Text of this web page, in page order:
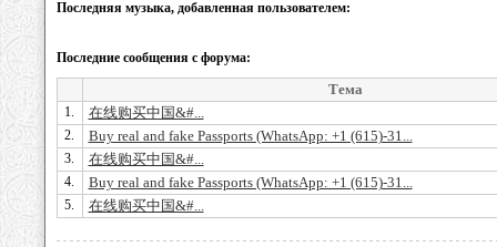
Последняя музыка, добавленная пользователем:
Последние сообщения с форума:
Тема
1. 在线购买中国&#...
2. Buy real and fake Passports (WhatsApp: +1 (615)-31...
3. 在线购买中国&#...
4. Buy real and fake Passports (WhatsApp: +1 (615)-31...
5. 在线购买中国&#...